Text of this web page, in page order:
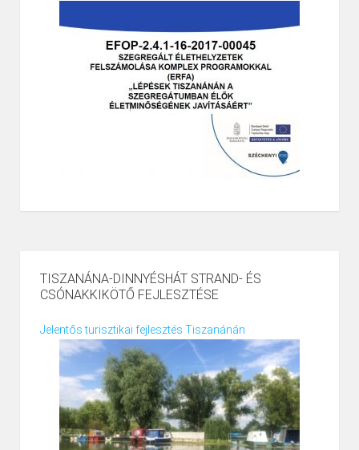
TISZANÁNA-DINNYÉSHÁT STRAND- ÉS
CSÓNAKKIKÖTŐ FEJLESZTÉSE
Jelentős turisztikai fejlesztés Tiszanánán